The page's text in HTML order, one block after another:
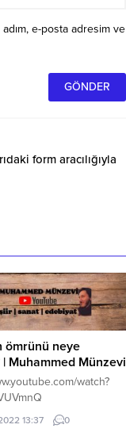
adım, e-posta adresim ve
form aracılığıyla
ömrünü neye
Muhammed Münzevi
watch?
13:37 0